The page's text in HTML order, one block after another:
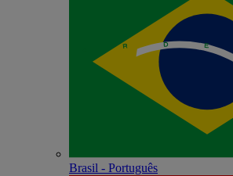
Brasil - Português